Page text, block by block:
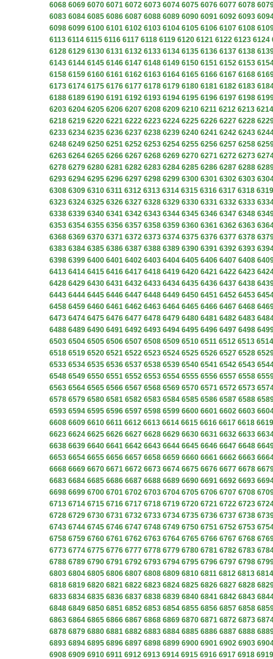
6068 6069 6070 6071 6072 6073 6074 6075 6076 6077 6078
6083 6084 6085 6086 6087 6088 6089 6090 6091 6092 6093
6098 6099 6100 6101 6102 6103 6104 6105 6106 6107 6108
6113 6114 6115 6116 6117 6118 6119 6120 6121 6122 6123 6124
6128 6129 6130 6131 6132 6133 6134 6135 6136 6137 6138
6143 6144 6145 6146 6147 6148 6149 6150 6151 6152 6153
6158 6159 6160 6161 6162 6163 6164 6165 6166 6167 6168
6173 6174 6175 6176 6177 6178 6179 6180 6181 6182 6183
6188 6189 6190 6191 6192 6193 6194 6195 6196 6197 6198
6203 6204 6205 6206 6207 6208 6209 6210 6211 6212 6213 6214
6218 6219 6220 6221 6222 6223 6224 6225 6226 6227 6228
6233 6234 6235 6236 6237 6238 6239 6240 6241 6242 6243
6248 6249 6250 6251 6252 6253 6254 6255 6256 6257 6258
6263 6264 6265 6266 6267 6268 6269 6270 6271 6272 6273
6278 6279 6280 6281 6282 6283 6284 6285 6286 6287 6288
6293 6294 6295 6296 6297 6298 6299 6300 6301 6302 6303
6308 6309 6310 6311 6312 6313 6314 6315 6316 6317 6318 6319
6323 6324 6325 6326 6327 6328 6329 6330 6331 6332 6333
6338 6339 6340 6341 6342 6343 6344 6345 6346 6347 6348
6353 6354 6355 6356 6357 6358 6359 6360 6361 6362 6363
6368 6369 6370 6371 6372 6373 6374 6375 6376 6377 6378
6383 6384 6385 6386 6387 6388 6389 6390 6391 6392 6393
6398 6399 6400 6401 6402 6403 6404 6405 6406 6407 6408
6413 6414 6415 6416 6417 6418 6419 6420 6421 6422 6423
6428 6429 6430 6431 6432 6433 6434 6435 6436 6437 6438
6443 6444 6445 6446 6447 6448 6449 6450 6451 6452 6453
6458 6459 6460 6461 6462 6463 6464 6465 6466 6467 6468
6473 6474 6475 6476 6477 6478 6479 6480 6481 6482 6483
6488 6489 6490 6491 6492 6493 6494 6495 6496 6497 6498
6503 6504 6505 6506 6507 6508 6509 6510 6511 6512 6513 6514
6518 6519 6520 6521 6522 6523 6524 6525 6526 6527 6528
6533 6534 6535 6536 6537 6538 6539 6540 6541 6542 6543
6548 6549 6550 6551 6552 6553 6554 6555 6556 6557 6558
6563 6564 6565 6566 6567 6568 6569 6570 6571 6572 6573
6578 6579 6580 6581 6582 6583 6584 6585 6586 6587 6588
6593 6594 6595 6596 6597 6598 6599 6600 6601 6602 6603
6608 6609 6610 6611 6612 6613 6614 6615 6616 6617 6618 6619
6623 6624 6625 6626 6627 6628 6629 6630 6631 6632 6633
6638 6639 6640 6641 6642 6643 6644 6645 6646 6647 6648
6653 6654 6655 6656 6657 6658 6659 6660 6661 6662 6663
6668 6669 6670 6671 6672 6673 6674 6675 6676 6677 6678
6683 6684 6685 6686 6687 6688 6689 6690 6691 6692 6693
6698 6699 6700 6701 6702 6703 6704 6705 6706 6707 6708
6713 6714 6715 6716 6717 6718 6719 6720 6721 6722 6723
6728 6729 6730 6731 6732 6733 6734 6735 6736 6737 6738
6743 6744 6745 6746 6747 6748 6749 6750 6751 6752 6753
6758 6759 6760 6761 6762 6763 6764 6765 6766 6767 6768
6773 6774 6775 6776 6777 6778 6779 6780 6781 6782 6783
6788 6789 6790 6791 6792 6793 6794 6795 6796 6797 6798
6803 6804 6805 6806 6807 6808 6809 6810 6811 6812 6813 6814
6818 6819 6820 6821 6822 6823 6824 6825 6826 6827 6828
6833 6834 6835 6836 6837 6838 6839 6840 6841 6842 6843
6848 6849 6850 6851 6852 6853 6854 6855 6856 6857 6858
6863 6864 6865 6866 6867 6868 6869 6870 6871 6872 6873
6878 6879 6880 6881 6882 6883 6884 6885 6886 6887 6888
6893 6894 6895 6896 6897 6898 6899 6900 6901 6902 6903
6908 6909 6910 6911 6912 6913 6914 6915 6916 6917 6918 6919